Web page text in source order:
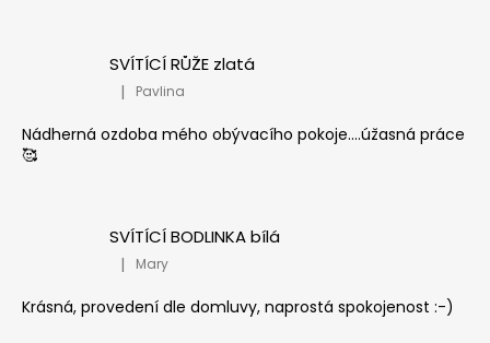
SVÍTÍCÍ RŮŽE zlatá
Hodnocení produktu je 5 z 5 hvězdiček.
| Pavlina
Nádherná ozdoba mého obývacího pokoje....úžasná práce
🥰
SVÍTÍCÍ BODLINKA bílá
Hodnocení produktu je 5 z 5 hvězdiček.
| Mary
Krásná, provedení dle domluvy, naprostá spokojenost :-)